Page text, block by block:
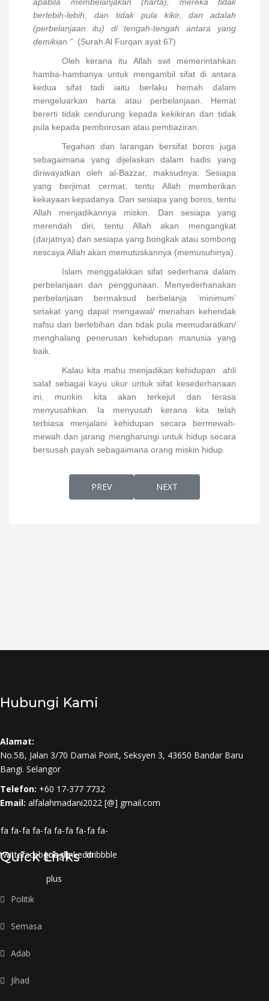
apabila membelanjakan (harta), mereka tidak
berlebih-lebih, dan tidak pula kikir, dan adalah
(perbelanjaan itu) di tengah-tengah antara yang
demikian.” (Surah Al Furqan ayat 67)
Oleh kerana itu Allah swt memerintahkan
hamba-hambanya untuk mengambil sifat di antara
kedua sifat tadi iaitu berlaku hemah dalam
mengeluarkan harta atau perbelanjaan. Hemat
bererti tidak cendurung kepada kekikiran dan tidak
pula kepada pemborosan atau pembaziran.
Tegahan dan larangan bersifat boros juga
sebagaimana yang dijelaskan dalam hadis yang
diriwayatkan oleh al-Bazzar, maksudnya: Sesiapa
yang berjimat cermat, tentu Allah memberikan
kekayaan kepadanya. Dan sesiapa yang boros, tentu
Allah menjadikannya miskin. Dan sesiapa yang
merendah diri, tentu Allah akan mengangkat
(darjatnya) dan sesiapa yang bongkak atau sombong
nescaya Allah akan memutuskannya (memusuhinya).
Islam menggalakkan sifat sederhana dalam
perbelanjaan dan penggunaan. Menyederhanakan
perbelanjaan bermaksud berbelanja ‘minimum’
setakat yang dapat mengawal/ menahan kehendak
nafsu dan berlebihan dan tidak pula memudaratkan/
menghalang penerusan kehidupan manusia yang
baik.
Kalau kita mahu menjadikan kehidupan
ahli
salaf sebagai kayu ukur untuk sifat kesederhanaan
ini, munkin kita akan terkejut dan terasa
menyusahkan. Ia menyusah kerana kita telah
terbiasa menjalani kehidupan secara bermewah-
mewah dan jarang mengharungi untuk hidup secara
bersusah payah sebagaimana orang miskin hidup.
PREVIOUS ARTICLE: MEMBACA RUMI,
PREV NEXT ARTICLE: HUSNUL
NEXT
Hubungi Kami
Alamat:
No.5B, Jalan 3/70 Damai Point, Seksyen 3, 43650 Bandar Baru
Bangi. Selangor
Telefon: +60 17-377 7732
Email: alfalahmadani2022 [@] gmail.com
fa fa-
twitter
fa fa-
facebook
fa fa-
google-
plus
fa fa-
linkedin
fa fa-
dribbble
Quick Links
Politik
Semasa
Adab
Jihad